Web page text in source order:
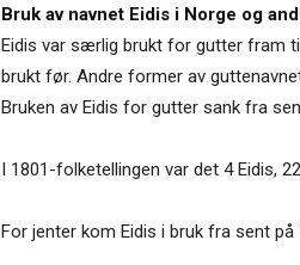
Bruk av navnet Eidis i Norge og
Eidis var særlig brukt for gutter fram
brukt før. Andre former av
Bruken av Eidis for gutter sank fra
I 1801-folketellingen var det 4 Eidis,
For jenter kom Eidis i bruk fra sent